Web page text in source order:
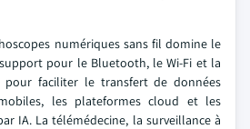
numériques sans fil domine le
pour le Bluetooth, le Wi-Fi et la
pour faciliter le transfert de données
les plateformes cloud et les
IA. La télémédecine, la surveillance à